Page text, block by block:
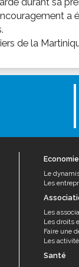
a
de la
Economie
Le
Les
Les
Les droits
Faire une
Les
Santé